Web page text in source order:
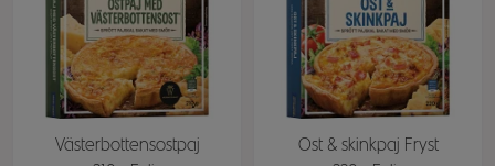
Västerbottensostpaj
Ost & skinkpaj Fryst